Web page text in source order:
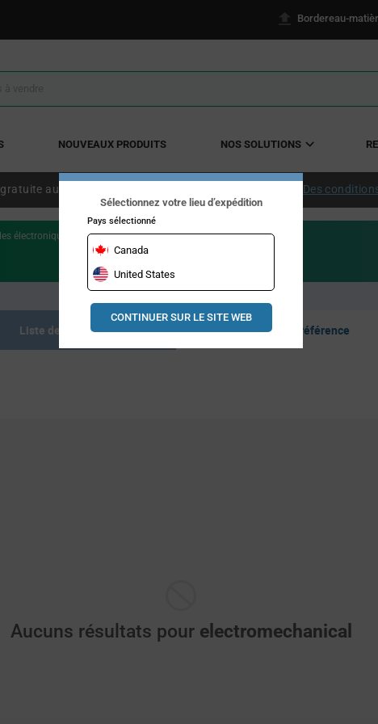
Bordereau-
NOUVEAUX PRODUITS NOS SOLUTIONS
aux États-Unis continentaux à partir de 50 $ US. Des
électroniques
Liste des produits Documents de référence
Aucuns résultats pour electromechanical
Sélectionnez votre lieu d’expédition
Pays sélectionné
Canada
United States
CONTINUER SUR LE SITE WEB